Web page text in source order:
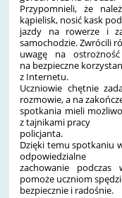
Przypomnieli, że
kąpielisk, nosić kask
jazdy na rowerze i
samochodzie. Zwrócili
uwagę na
na bezpieczne
z Internetu.
Uczniowie chętnie
rozmowie, a na
spotkania mieli
z tajnikami pracy
policjanta.
Dzięki temu spotkaniu
odpowiedzialne
zachowanie
pomoże uczniom
bezpiecznie i radośnie.